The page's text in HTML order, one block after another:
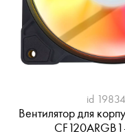
id
Вентилятор для